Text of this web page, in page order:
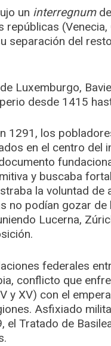
un interregnum
(Venecia,
separación del
Luxemburgo,
desde 1415
1291, los
en el centro del
y buscaba
la voluntad de
no podían gozar
Lucerna,
federales
conflicto que
y XV) con el
Asfixiado
Tratado de